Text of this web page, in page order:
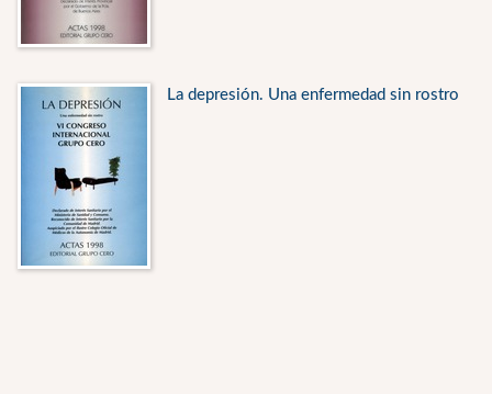
La depresión. Una enfermedad sin rostro